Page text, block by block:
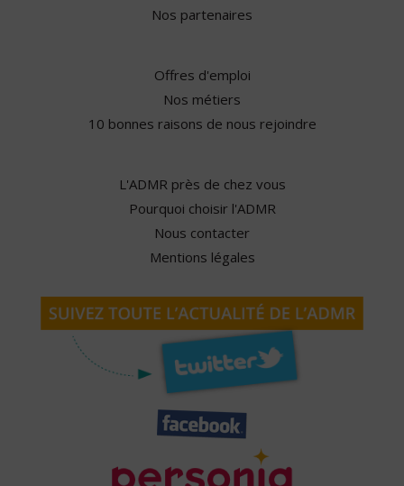
Nos partenaires
Offres d'emploi
Nos métiers
10 bonnes raisons de nous rejoindre
L'ADMR près de chez vous
Pourquoi choisir l'ADMR
Nous contacter
Mentions légales